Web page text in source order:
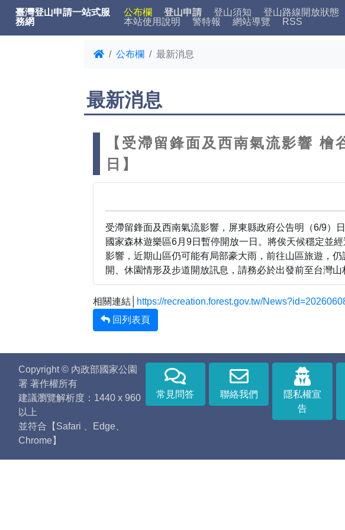
臺灣登山申請一站式服
務網
公布欄 登山申請 登山須知 登山路線開放狀態
本站使用說明
警特報 網站導覽 RSS
公布欄 最新消息
最新消息
【受滯留鋒面及西南氣流影響
日】
受滯留鋒面及西南氣流影響，屏東縣政府公告明（6/9）
國家森林遊樂區6月9日暫停開放一日。將俟天候穩定並
影響，近期山區仍可能有局部豪大雨，前往山區旅遊，
開、休園情形及步道開放訊息，請務必於出發前至台灣山
相關連結│ https://recreation.forest.gov.tw/
回列表頁
Copyright © 內政部國家公園
署 著作權所有
建議瀏覽解析度：1440 x 960
以上
並符合【Safari 、Edge、
Chrome】
常見問答 聯絡我們
隱私權宣
告